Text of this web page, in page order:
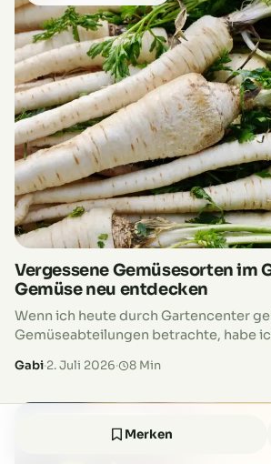
Vergessene Gemüsesorten im
Gemüse neu entdecken
Wenn ich heute durch Gartencenter
Gemüseabteilungen betrachte, habe
Möhren, dieselben Salate, dieselben
Gabi·2. Juli 2026· 8 Min
SELBSTVERSORGUNG
Merken